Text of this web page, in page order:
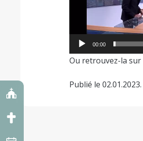
00:00
Ou retrouvez-la sur
Publié le 02.01.2023.